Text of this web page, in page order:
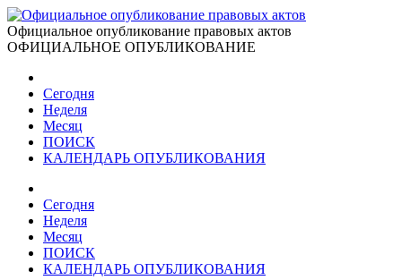
Официальное опубликование правовых актов
ОФИЦИАЛЬНОЕ ОПУБЛИКОВАНИЕ
Сегодня
Неделя
Месяц
ПОИСК
КАЛЕНДАРЬ ОПУБЛИКОВАНИЯ
Сегодня
Неделя
Месяц
ПОИСК
КАЛЕНДАРЬ ОПУБЛИКОВАНИЯ